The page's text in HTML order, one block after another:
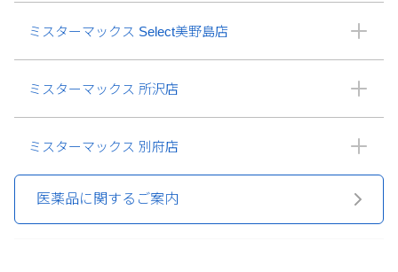
ミスターマックス Select美野島店
ミスターマックス 所沢店
ミスターマックス 別府店
医薬品に関するご案内